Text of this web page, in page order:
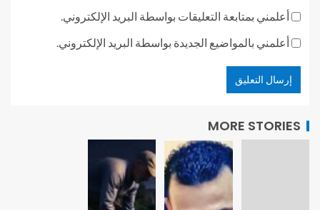
أعلمني بمتابعة التعليقات بواسطة البريد الإلكتروني.
أعلمني بالمواضيع الجديدة بواسطة البريد الإلكتروني.
MORE STORIES